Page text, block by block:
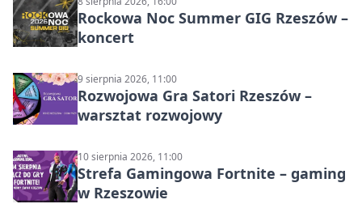
Rockowa Noc Summer GIG Rzeszów –
koncert
9 sierpnia 2026, 11:00
Rozwojowa Gra Satori Rzeszów –
warsztat rozwojowy
10 sierpnia 2026, 11:00
Strefa Gamingowa Fortnite – gaming
w Rzeszowie